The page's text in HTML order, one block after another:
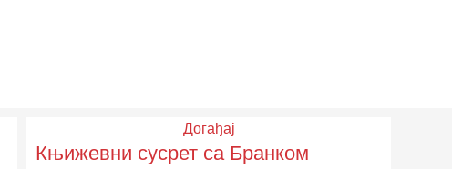
Догађај
Књижевни сусрет са Бранком